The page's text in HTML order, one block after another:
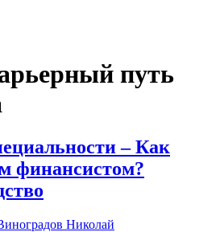
путь
– Как
финансистом?
Николай